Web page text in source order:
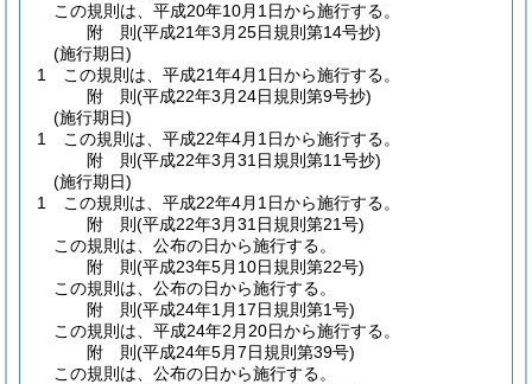
この規則は、平成20年10月1日から施行する。
附 則(平成21年3月25日規則第14号抄)
(施行期日)
1
この規則は、平成21年4月1日から施行する。
附 則(平成22年3月24日規則第9号抄)
(施行期日)
1
この規則は、平成22年4月1日から施行する。
附 則(平成22年3月31日規則第11号抄)
(施行期日)
1
この規則は、平成22年4月1日から施行する。
附 則(平成22年3月31日規則第21号)
この規則は、公布の日から施行する。
附 則(平成23年5月10日規則第22号)
この規則は、公布の日から施行する。
附 則(平成24年1月17日規則第1号)
この規則は、平成24年2月20日から施行する。
附 則(平成24年5月7日規則第39号)
この規則は、公布の日から施行する。